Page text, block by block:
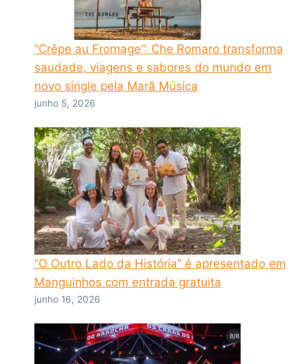
“Crêpe au Fromage”: Che Romaro transforma
saudade, viagens e sabores do mundo em
novo single pela Marã Música
junho 5, 2026
“O Outro Lado da História” é apresentado em
Manguinhos com entrada gratuita
junho 16, 2026